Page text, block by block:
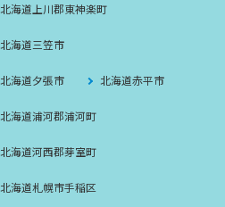
北海道上川郡東神楽町
北海道三笠市
北海道夕張市 北海道赤平市
北海道浦河郡浦河町
北海道河西郡芽室町
北海道札幌市手稲区